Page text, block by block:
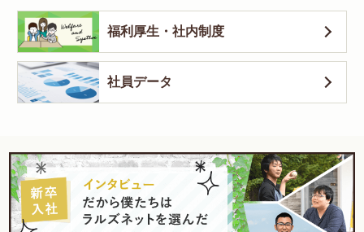
福利厚生・社内制度
社員データ